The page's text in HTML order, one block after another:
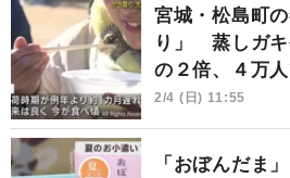
宮城・松島町
り」 蒸しガ
の２倍、４万
2/4 (日) 11:55
「おぼんだま